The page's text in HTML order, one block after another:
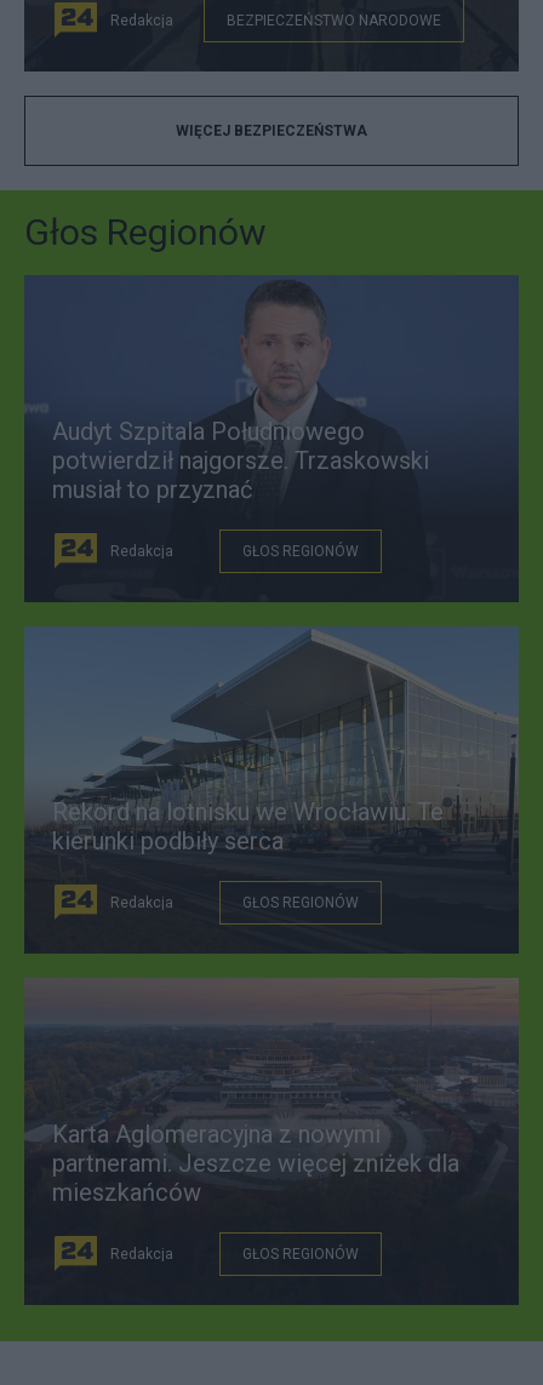
Redakcja BEZPIECZEŃSTWO NARODOWE
WIĘCEJ BEZPIECZEŃSTWA
Głos Regionów
Audyt Szpitala Południowego
potwierdził najgorsze. Trzaskowski
musiał to przyznać
Redakcja GŁOS REGIONÓW
Rekord na lotnisku we Wrocławiu. Te
kierunki podbiły serca
Redakcja GŁOS REGIONÓW
Karta Aglomeracyjna z nowymi
partnerami. Jeszcze więcej zniżek dla
mieszkańców
Redakcja GŁOS REGIONÓW